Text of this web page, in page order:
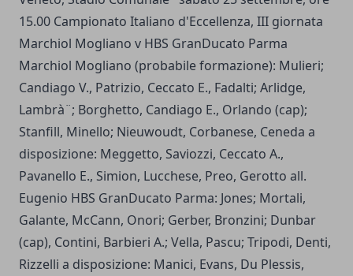
15.00 Campionato Italiano d'Eccellenza, III giornata
Marchiol Mogliano v HBS GranDucato Parma
Marchiol Mogliano (probabile formazione): Mulieri;
Candiago V., Patrizio, Ceccato E., Fadalti; Arlidge,
Lambrà¨; Borghetto, Candiago E., Orlando (cap);
Stanfill, Minello; Nieuwoudt, Corbanese, Ceneda a
disposizione: Meggetto, Saviozzi, Ceccato A.,
Pavanello E., Simion, Lucchese, Preo, Gerotto all.
Eugenio HBS GranDucato Parma: Jones; Mortali,
Galante, McCann, Onori; Gerber, Bronzini; Dunbar
(cap), Contini, Barbieri A.; Vella, Pascu; Tripodi, Denti,
Rizzelli a disposizione: Manici, Evans, Du Plessis,